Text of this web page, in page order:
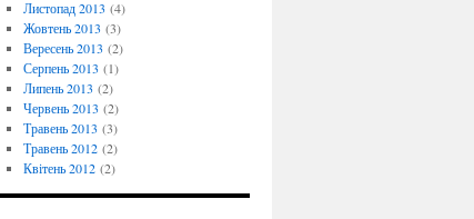
Листопад 2013 (4)
Жовтень 2013 (3)
Вересень 2013 (2)
Серпень 2013 (1)
Липень 2013 (2)
Червень 2013 (2)
Травень 2013 (3)
Травень 2012(2)
Квітень 2012(2)